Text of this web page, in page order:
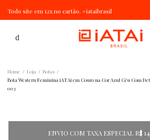
Todo site em 12x no cartão. #iataibrasil
Home / Loja / Botas /
Bota Western Feminina iATAi em Couro na Cor Azul Céu Com
003
ENVIO COM TAXA ESPECIAL R$